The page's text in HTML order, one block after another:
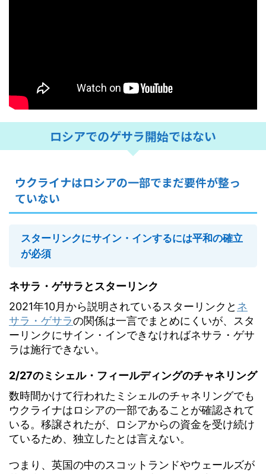
ロシアでのゲサラ開始ではない
ウクライナはロシアの一部でまだ要件が整っ
ていない
スターリンクにサイン・インするには平和の確立
が必須
ネサラ・ゲサラとスターリンク
2021年10月から説明されているスターリンクと ネ
サラ・ゲサラの関係は一言でまとめにくいが、スタ
ーリンクにサイン・インできなければネサラ・ゲサ
ラは施行できない。
2/27のミシェル・フィールディングのチャネリング
数時間かけて行われたミシェルのチャネリングでも
ウクライナはロシアの一部であることが確認されて
いる。移譲されたが、ロシアからの資金を受け続け
ているため、独立したとは言えない。
つまり、英国の中のスコットランドやウェールズが